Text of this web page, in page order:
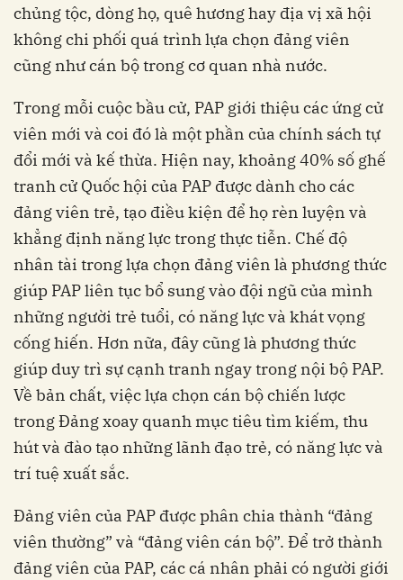
chủng tộc, dòng họ, quê hương hay địa vị xã hội
không chi phối quá trình lựa chọn đảng viên
cũng như cán bộ trong cơ quan nhà nước.
Trong mỗi cuộc bầu cử, PAP giới thiệu các ứng cử
viên mới và coi đó là một phần của chính sách tự
đổi mới và kế thừa. Hiện nay, khoảng 40% số ghế
tranh cử Quốc hội của PAP được dành cho các
đảng viên trẻ, tạo điều kiện để họ rèn luyện và
khẳng định năng lực trong thực tiễn. Chế độ
nhân tài trong lựa chọn đảng viên là phương thức
giúp PAP liên tục bổ sung vào đội ngũ của mình
những người trẻ tuổi, có năng lực và khát vọng
cống hiến. Hơn nữa, đây cũng là phương thức
giúp duy trì sự cạnh tranh ngay trong nội bộ PAP.
Về bản chất, việc lựa chọn cán bộ chiến lược
trong Đảng xoay quanh mục tiêu tìm kiếm, thu
hút và đào tạo những lãnh đạo trẻ, có năng lực và
trí tuệ xuất sắc.
Đảng viên của PAP được phân chia thành “đảng
viên thường” và “đảng viên cán bộ”. Để trở thành
đảng viên của PAP, các cá nhân phải có người giới